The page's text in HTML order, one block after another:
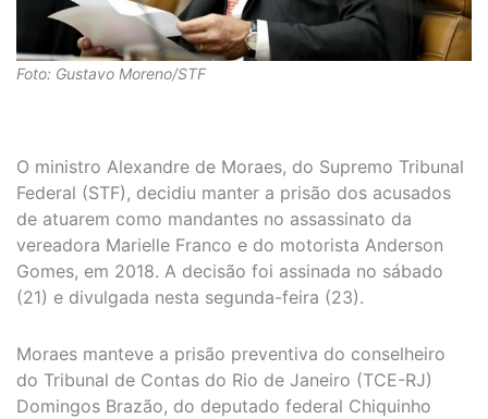
Foto: Gustavo Moreno/STF
O ministro Alexandre de Moraes, do Supremo Tribunal
Federal (STF), decidiu manter a prisão dos acusados
de atuarem como mandantes no assassinato da
vereadora Marielle Franco e do motorista Anderson
Gomes, em 2018. A decisão foi assinada no sábado
(21) e divulgada nesta segunda-feira (23).
Moraes manteve a prisão preventiva do conselheiro
do Tribunal de Contas do Rio de Janeiro (TCE-RJ)
Domingos Brazão, do deputado federal Chiquinho